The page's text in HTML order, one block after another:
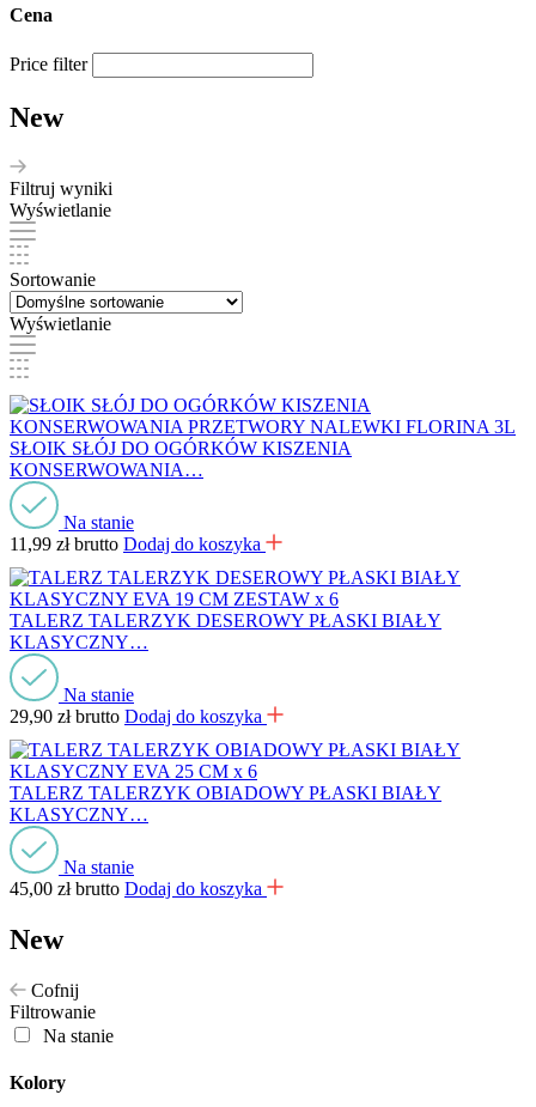
Cena
Price filter
New
Filtruj wyniki
Wyświetlanie
Sortowanie
Wyświetlanie
SŁOIK SŁÓJ DO OGÓRKÓW KISZENIA
KONSERWOWANIA…
Na stanie
11,99 zł brutto Dodaj do koszyka
TALERZ TALERZYK DESEROWY PŁASKI BIAŁY
KLASYCZNY…
Na stanie
29,90 zł brutto Dodaj do koszyka
TALERZ TALERZYK OBIADOWY PŁASKI BIAŁY
KLASYCZNY…
Na stanie
45,00 zł brutto Dodaj do koszyka
New
Cofnij
Filtrowanie
Na stanie
Kolory